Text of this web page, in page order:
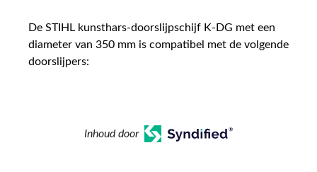
De STIHL kunsthars-doorslijpschijf K-DG met een
diameter van 350 mm is compatibel met de volgende
doorslijpers:
Inhoud door